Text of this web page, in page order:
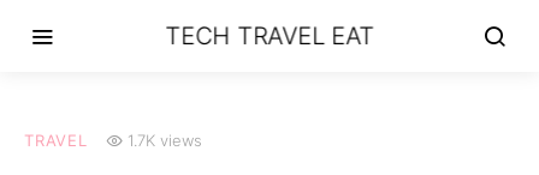
TECH TRAVEL EAT
TRAVEL 1.7K views